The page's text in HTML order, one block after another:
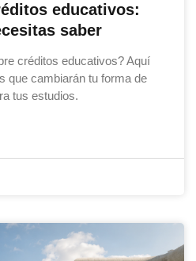
educativos:
saber
créditos educativos? Aquí
que cambiarán tu forma de
tus estudios.